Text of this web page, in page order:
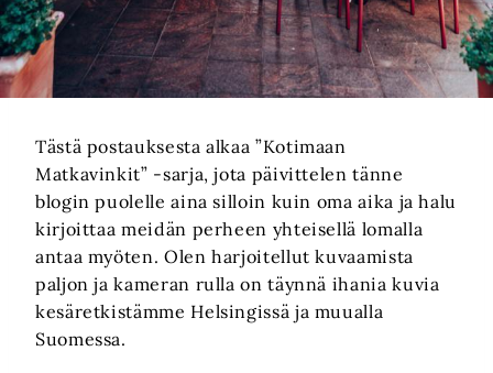
Tästä postauksesta alkaa ”Kotimaan
Matkavinkit” -sarja, jota päivittelen tänne
blogin puolelle aina silloin kuin oma aika ja halu
kirjoittaa meidän perheen yhteisellä lomalla
antaa myöten. Olen harjoitellut kuvaamista
paljon ja kameran rulla on täynnä ihania kuvia
kesäretkistämme Helsingissä ja muualla
Suomessa.